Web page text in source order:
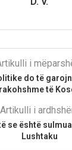
i
do të
të
Artikulli i
se është
Lushtaku